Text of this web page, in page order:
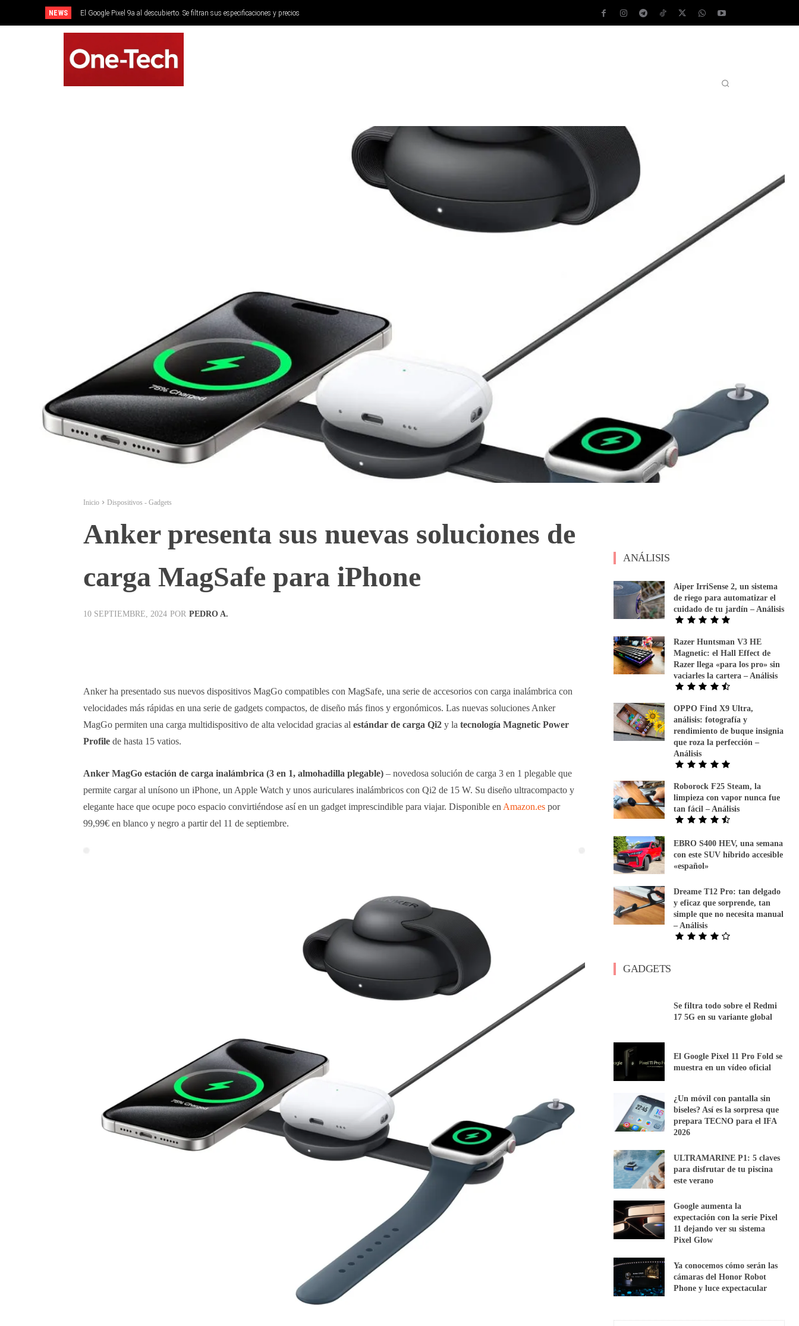
NEWS El Google Pixel 9a al descubierto. Se filtran sus especificaciones y precios
Inicio Dispositivos - Gadgets
Anker presenta sus nuevas soluciones de
carga MagSafe para iPhone
10 SEPTIEMBRE, 2024 POR PEDRO A.
Anker ha presentado sus nuevos dispositivos MagGo compatibles con MagSafe, una serie de accesorios con carga inalámbrica con
velocidades más rápidas en una serie de gadgets compactos, de diseño más finos y ergonómicos. Las nuevas soluciones Anker
MagGo permiten una carga multidispositivo de alta velocidad gracias al estándar de carga Qi2 y la tecnología Magnetic Power
Profile de hasta 15 vatios.
Anker MagGo estación de carga inalámbrica (3 en 1, almohadilla plegable) – novedosa solución de carga 3 en 1 plegable que
permite cargar al unísono un iPhone, un Apple Watch y unos auriculares inalámbricos con Qi2 de 15 W. Su diseño ultracompacto y
elegante hace que ocupe poco espacio convirtiéndose así en un gadget imprescindible para viajar. Disponible en Amazon.es por
99,99€ en blanco y negro a partir del 11 de septiembre.
ANÁLISIS
Aiper IrriSense 2, un sistema
de riego para automatizar el
cuidado de tu jardín – Análisis
Razer Huntsman V3 HE
Magnetic: el Hall Effect de
Razer llega «para los pro» sin
vaciarles la cartera – Análisis
OPPO Find X9 Ultra,
análisis: fotografía y
rendimiento de buque insignia
que roza la perfección –
Análisis
Roborock F25 Steam, la
limpieza con vapor nunca fue
tan fácil – Análisis
EBRO S400 HEV, una semana
con este SUV híbrido accesible
«español»
Dreame T12 Pro: tan delgado
y eficaz que sorprende, tan
simple que no necesita manual
– Análisis
GADGETS
Se filtra todo sobre el Redmi
17 5G en su variante global
El Google Pixel 11 Pro Fold se
muestra en un vídeo oficial
¿Un móvil con pantalla sin
biseles? Así es la sorpresa que
prepara TECNO para el IFA
2026
ULTRAMARINE P1: 5 claves
para disfrutar de tu piscina
este verano
Google aumenta la
expectación con la serie Pixel
11 dejando ver su sistema
Pixel Glow
Ya conocemos cómo serán las
cámaras del Honor Robot
Phone y luce expectacular